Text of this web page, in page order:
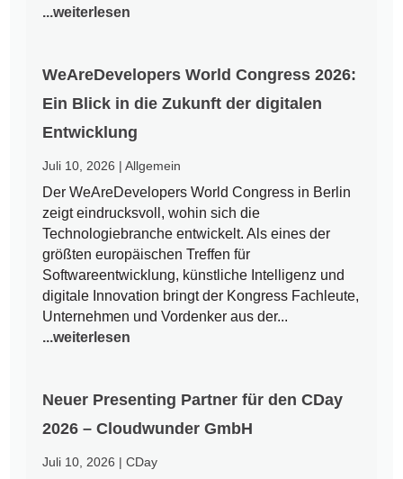
...weiterlesen
WeAreDevelopers World Congress 2026:
Ein Blick in die Zukunft der digitalen
Entwicklung
Juli 10, 2026 |Allgemein
Der WeAreDevelopers World Congress in Berlin
zeigt eindrucksvoll, wohin sich die
Technologiebranche entwickelt. Als eines der
größten europäischen Treffen für
Softwareentwicklung, künstliche Intelligenz und
digitale Innovation bringt der Kongress Fachleute,
Unternehmen und Vordenker aus der...
...weiterlesen
Neuer Presenting Partner für den CDay
2026 – Cloudwunder GmbH
Juli 10, 2026 |CDay